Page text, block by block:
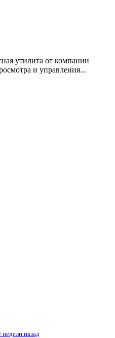
утилита от компании
и управления...
недели назад